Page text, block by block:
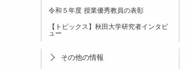
令和５年度 授業優秀教員の表彰
【トピックス】秋田大学研究者インタビ
ュー
その他の情報